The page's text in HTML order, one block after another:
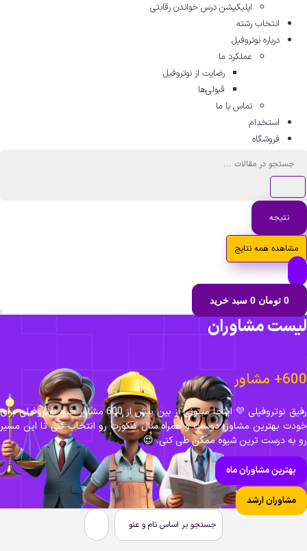
اپلیکیشن درس خواندن رقابتی
انتخاب رشته
درباره نوتروفیل
عملکرد ما
رضایت از نوتروفیل
قبولی‌ها
تماس با ما
استخدام
فروشگاه
نتیجه
مشاهده همه نتایج
0 تومان 0 سبد خرید
مشاوران
مشاور
رفیق نوتروفیلی 💜 اینجا میتونی از بین بیش از 600 مشاور خبره نوتروفیلی برای
بهترین مشاور، دوست و همراه سال کنکورت رو انتخاب کنی تا این مسیر
به درست ترین شیوه ممکن طی کنی. 😍
بهترین مشاوران ماه
مشاوران ارشد